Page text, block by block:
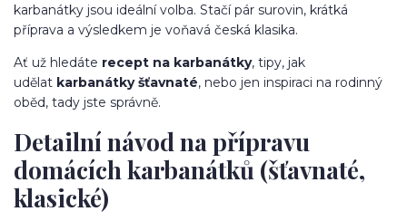
karbanátky jsou ideální volba. Stačí pár surovin, krátká
příprava a výsledkem je voňavá česká klasika.
Ať už hledáte recept na karbanátky, tipy, jak
udělat karbanátky šťavnaté, nebo jen inspiraci na rodinný
oběd, tady jste správně.
Detailní návod na přípravu
domácích karbanátků (šťavnaté,
klasické)